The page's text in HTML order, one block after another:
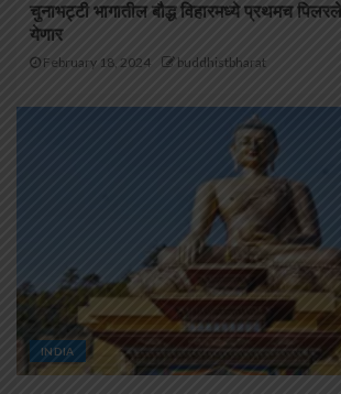
चुनाभट्टी भागातील बौद्ध विहारमध्ये प्रथमच
येणार
February 18, 2024 buddhistbharat
INDIA